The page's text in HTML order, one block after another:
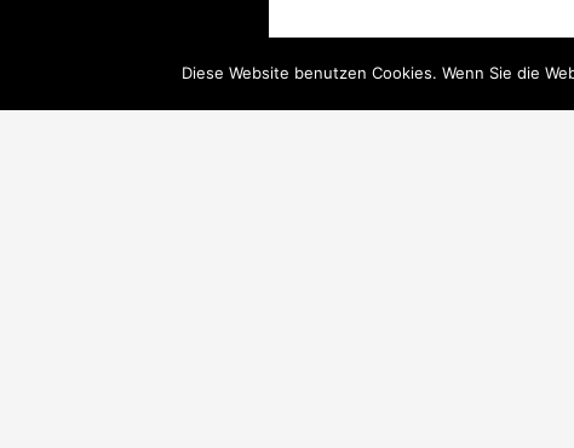
338 Kundenbewertungen
Diese Website benutzen Cookies. Wenn Sie die